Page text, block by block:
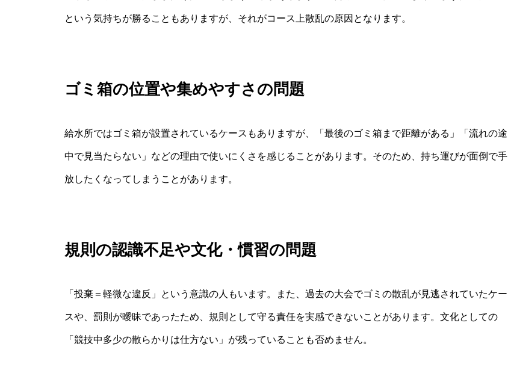
という気持ちが勝ることもありますが、それがコース上散乱の原因となります。
ゴミ箱の位置や集めやすさの問題
給水所ではゴミ箱が設置されているケースもありますが、「最後のゴミ箱まで距離がある」「流れの途
中で見当たらない」などの理由で使いにくさを感じることがあります。そのため、持ち運びが面倒で手
放したくなってしまうことがあります。
規則の認識不足や文化・慣習の問題
「投棄＝軽微な違反」という意識の人もいます。また、過去の大会でゴミの散乱が見逃されていたケー
スや、罰則が曖昧であったため、規則として守る責任を実感できないことがあります。文化としての
「競技中多少の散らかりは仕方ない」が残っていることも否めません。